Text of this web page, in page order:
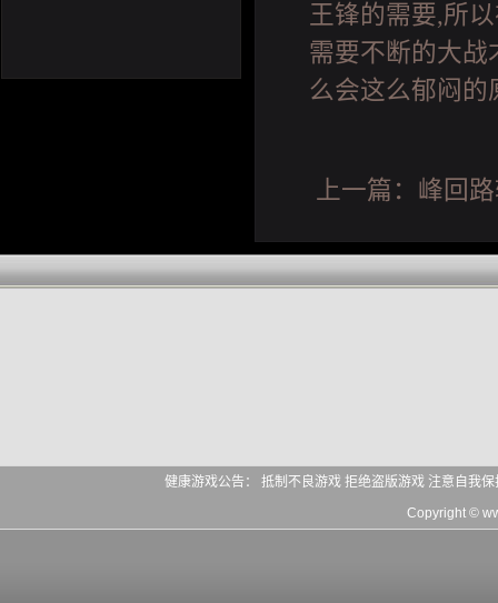
王锋的需要,所
需要不断的大战
么会这么郁闷的
上一篇： 峰回
健康游戏公告： 抵制不良游戏 拒绝盗版游戏 注意自我
Copyright ©